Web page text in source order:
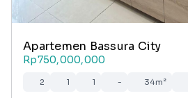
Apartemen Bassura City
Rp750,000,000
2 1 1 - 34m²